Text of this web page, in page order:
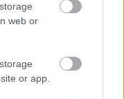
web or
or app.
utódja a Red